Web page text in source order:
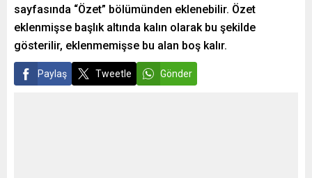
sayfasında “Özet” bölümünden eklenebilir. Özet
eklenmişse başlık altında kalın olarak bu şekilde
gösterilir, eklenmemişse bu alan boş kalır.
Paylaş Tweetle Gönder